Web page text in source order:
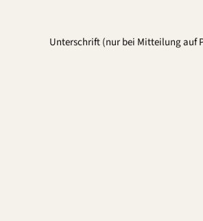
Unterschrift (nur bei Mitteilung auf